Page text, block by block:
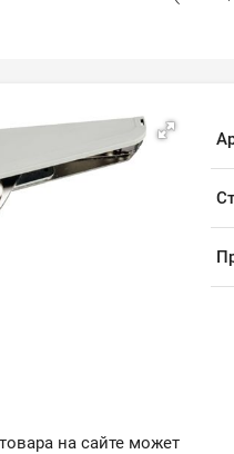
на сайте может